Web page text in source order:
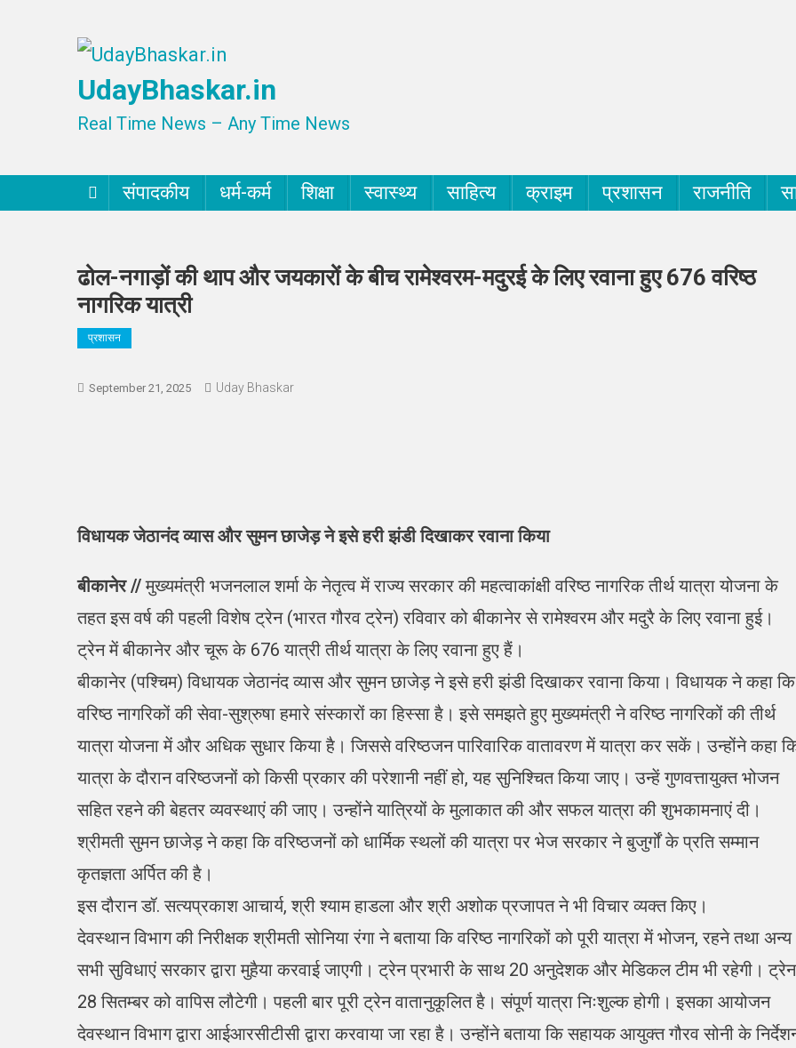
UdayBhaskar.in
Real Time News – Any Time News
संपादकीय धर्म-कर्म शिक्षा स्वास्थ्य साहित्य क्राइम प्रशासन राजनीति
ढोल-नगाड़ों की थाप और जयकारों के बीच रामेश्वरम-मदुरई के लिए रवाना हुए 676 वरिष्ठ
नागरिक यात्री
प्रशासन
September 21, 2025 Uday Bhaskar
विधायक जेठानंद व्यास और सुमन छाजेड़ ने इसे हरी झंडी दिखाकर रवाना किया
बीकानेर //मुख्यमंत्री भजनलाल शर्मा के नेतृत्व में राज्य सरकार की महत्वाकांक्षी वरिष्ठ नागरिक तीर्थ यात्रा योजना के
तहत इस वर्ष की पहली विशेष ट्रेन (भारत गौरव ट्रेन) रविवार को बीकानेर से रामेश्वरम और मदुरै के लिए रवाना हुई।
ट्रेन में बीकानेर और चूरू के 676 यात्री तीर्थ यात्रा के लिए रवाना हुए हैं।
बीकानेर (पश्चिम) विधायक जेठानंद व्यास और सुमन छाजेड़ ने इसे हरी झंडी दिखाकर रवाना किया। विधायक ने कहा कि
वरिष्ठ नागरिकों की सेवा-सुश्रुषा हमारे संस्कारों का हिस्सा है। इसे समझते हुए मुख्यमंत्री ने वरिष्ठ नागरिकों की तीर्थ
यात्रा योजना में और अधिक सुधार किया है। जिससे वरिष्ठजन पारिवारिक वातावरण में यात्रा कर सकें। उन्होंने कहा
यात्रा के दौरान वरिष्ठजनों को किसी प्रकार की परेशानी नहीं हो, यह सुनिश्चित किया जाए। उन्हें गुणवत्तायुक्त भोजन
सहित रहने की बेहतर व्यवस्थाएं की जाए। उन्होंने यात्रियों के मुलाकात की और सफल यात्रा की शुभकामनाएं दी।
श्रीमती सुमन छाजेड़ ने कहा कि वरिष्ठजनों को धार्मिक स्थलों की यात्रा पर भेज सरकार ने बुजुर्गों के प्रति सम्मान
कृतज्ञता अर्पित की है।
इस दौरान डॉ. सत्यप्रकाश आचार्य, श्री श्याम हाडला और श्री अशोक प्रजापत ने भी विचार व्यक्त किए।
देवस्थान विभाग की निरीक्षक श्रीमती सोनिया रंगा ने बताया कि वरिष्ठ नागरिकों को पूरी यात्रा में भोजन, रहने तथा अन्य
सभी सुविधाएं सरकार द्वारा मुहैया करवाई जाएगी। ट्रेन प्रभारी के साथ 20 अनुदेशक और मेडिकल टीम भी रहेगी। ट्रेन
28 सितम्बर को वापिस लौटेगी। पहली बार पूरी ट्रेन वातानुकूलित है। संपूर्ण यात्रा निःशुल्क होगी। इसका आयोजन
देवस्थान विभाग द्वारा आईआरसीटीसी द्वारा करवाया जा रहा है। उन्होंने बताया कि सहायक आयुक्त गौरव सोनी के